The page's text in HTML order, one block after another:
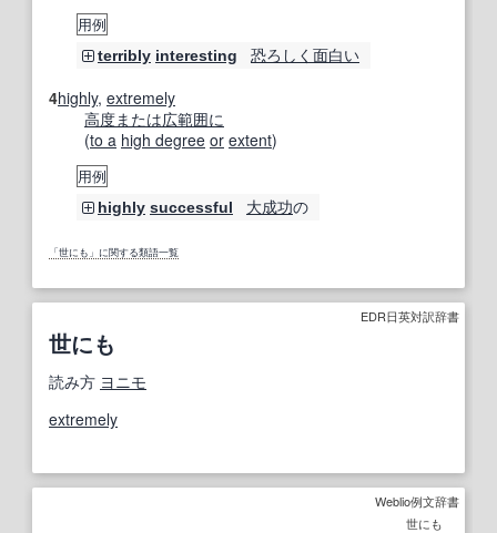
用例
terribly interesting 恐ろしく 面白い
4highly, extremely
高度または広範囲に
(to a high degree or extent)
用例
highly successful 大成功の
「世にも」に関する類語一覧
EDR日英対訳辞書
世にも
読み方 ヨニモ
extremely
Weblio例文辞書
世にも